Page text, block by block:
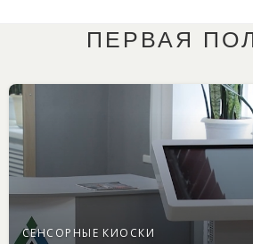
ПЕРВАЯ
СЕНСОРНЫЕ КИОСКИ